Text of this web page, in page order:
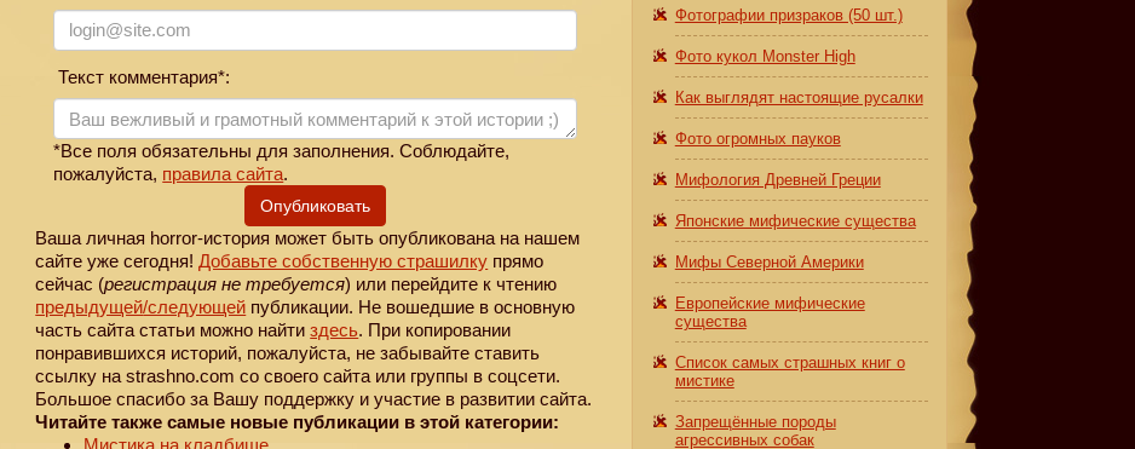
Текст комментария*:
*Все поля обязательны для заполнения. Соблюдайте,
пожалуйста, правила сайта.
Опубликовать
Ваша личная horror-история может быть опубликована на нашем
сайте уже сегодня!Добавьте собственную страшилку прямо
сейчас (регистрация не требуется) или перейдите к чтению
предыдущей/следующей публикации. Не вошедшие в основную
часть сайта статьи можно найтиздесь. При копировании
понравившихся историй, пожалуйста, не забывайте ставить
ссылку на strashno.com со своего сайта или группы в соцсети.
Большое спасибо за Вашу поддержку и участие в развитии сайта.
Читайте также самые новые публикации в этой категории:
Мистика на кладбище
Фотографии призраков (50 шт.)
Фото кукол Monster High
Как выглядят настоящие русалки
Фото огромных пауков
Мифология Древней Греции
Японские мифические существа
Мифы Северной Америки
Европейские мифические
существа
Список самых страшных книг о
мистике
Запрещённые породы
агрессивных собак